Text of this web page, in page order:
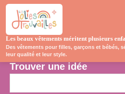
Trouver une idée
Les beaux vêtements méritent plusieurs
Des vêtements pour filles, garçons et bébés,
leur qualité et leur style.